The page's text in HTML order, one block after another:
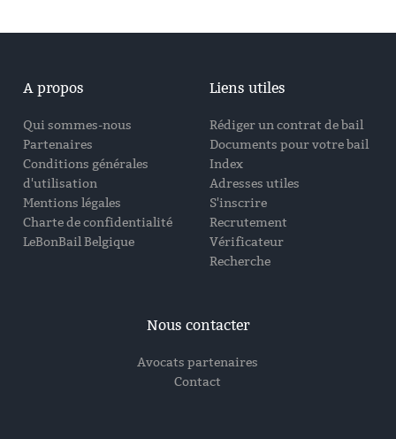
A propos
Qui sommes-nous
Partenaires
Conditions générales
d'utilisation
Mentions légales
Charte de confidentialité
LeBonBail Belgique
Liens utiles
Rédiger un contrat de bail
Documents pour votre bail
Index
Adresses utiles
S'inscrire
Recrutement
Vérificateur
Recherche
Nous contacter
Avocats partenaires
Contact